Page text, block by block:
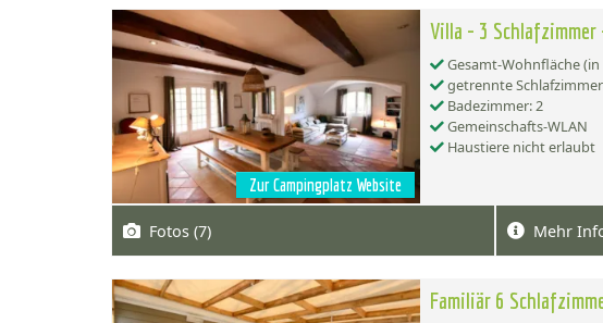
Zur Campingplatz Website
Villa - 3 Schlafzimmer
Gesamt-Wohnfläche (in
getrennte
Badezimmer: 2
Gemeinschafts-WLAN
Haustiere nicht erlaubt
Fotos (7) Mehr
Familiär 6